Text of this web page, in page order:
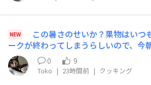
した。既にソーガイドをお持ちの方も
いらっしゃると思います。ロムさん、
た。すごく便利なんですね！(ﾟ∀ﾟ
ザーさん、ご親切、ありがとうござい
ら、ささっと書いてくれます🤗これで
グッズが増えました🤗作者さんから投
NEW
この暑さのせいか？果物はいつ
ークが終わってしまうらしいので、今
しごして、桃やついでに野菜ををたく
た。やはりトマトは地のものが最高！
す。晩御飯は野菜たっぷりの献立にし
0 9
Toko | 23時間前 | クッキング